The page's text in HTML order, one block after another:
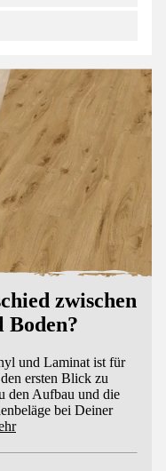
zwischen
und Laminat ist für
ersten Blick zu
den Aufbau und die
bei Deiner